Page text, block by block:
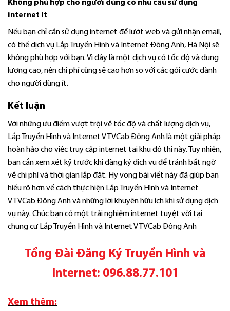
Không phù hợp cho người dùng có nhu cầu sử dụng
internet ít
Nếu bạn chỉ cần sử dụng internet để lướt web và gửi nhận email,
có thể dịch vụ Lắp Truyền Hình và Internet Đông Anh, Hà Nội sẽ
không phù hợp với bạn. Vì đây là một dịch vụ có tốc độ và dung
lượng cao, nên chi phí cũng sẽ cao hơn so với các gói cước dành
cho người dùng ít.
Kết luận
Với những ưu điểm vượt trội về tốc độ và chất lượng dịch vụ,
Lắp Truyền Hình và Internet VTVCab Đông Anh là một giải pháp
hoàn hảo cho việc truy cập internet tại khu đô thị này. Tuy nhiên,
bạn cần xem xét kỹ trước khi đăng ký dịch vụ để tránh bất ngờ
về chi phí và thời gian lắp đặt. Hy vọng bài viết này đã giúp bạn
hiểu rõ hơn về cách thực hiện Lắp Truyền Hình và Internet
VTVCab Đông Anh và những lời khuyên hữu ích khi sử dụng dịch
vụ này. Chúc bạn có một trải nghiệm internet tuyệt vời tại
chung cư Lắp Truyền Hình và Internet VTVCab Đông Anh
Tổng Đài Đăng Ký Truyền Hình và
Internet: 096.88.77.101
Xem thêm: